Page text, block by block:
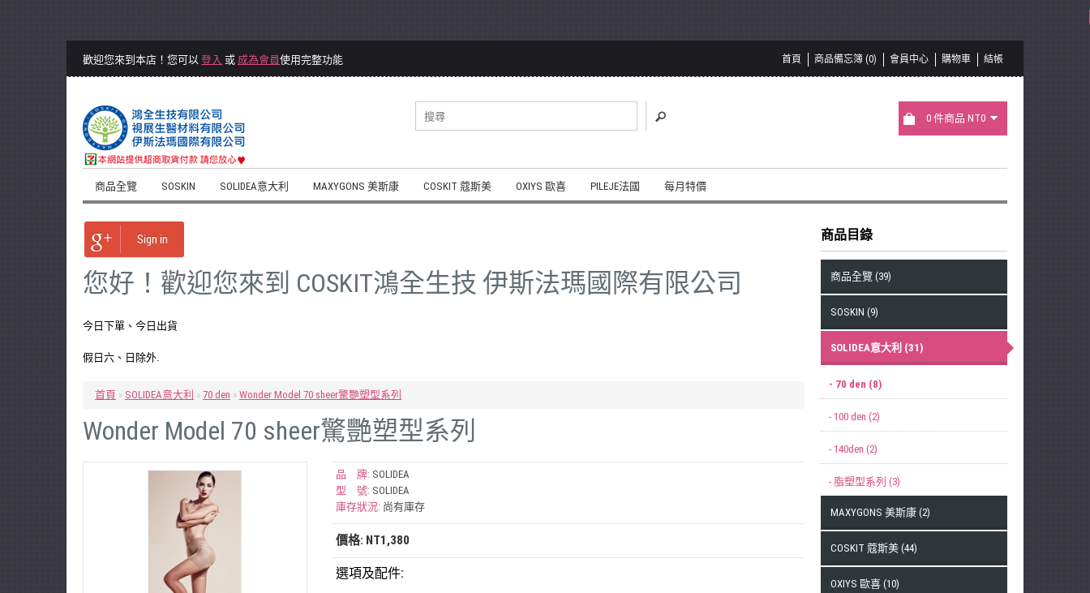
首頁 商品備忘簿 (0) 會員中心 購物車 結帳
0 件商品 NT0
歡迎您來到本店！您可以 登入 或 成為會員使用完整功能
商品全覽 SOSKIN SOLIDEA意大利 MAXYGONS 美斯康 COSKIT 蔻斯美 OXIYS 歐喜 PILEJE法國 每月特價
商品目錄
商品全覽 (39)
SOSKIN (9)
SOLIDEA意大利 (31)
- 70 den (8)
- 100 den (2)
- 140den (2)
- 脂塑型系列 (3)
MAXYGONS 美斯康 (2)
COSKIT 蔻斯美 (44)
OXIYS 歐喜 (10)
Sign in
您好！歡迎您來到 COSKIT鴻全生技 伊斯法瑪國際有限公司
今日下單、今日出貨
假日六、日除外.
首頁 » SOLIDEA意大利 » 70 den » Wonder Model 70 sheer驚艷塑型系列
Wonder Model 70 sheer驚艷塑型系列
品 牌: SOLIDEA
型 號:SOLIDEA
庫存狀況:尚有庫存
價格: NT1,380
選項及配件: